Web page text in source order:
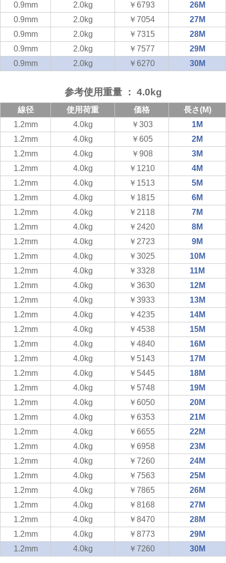
0.9mm 2.0kg ￥6793
26M
0.9mm
2.0kg ￥7054
27M
0.9mm
2.0kg ￥7315
28M
0.9mm
2.0kg ￥7577
29M
0.9mm
2.0kg ￥6270 30M
参考使用重量 ： 4.0kg
線径 使用荷重 価格
長さ(M)
1.2mm
4.0kg ￥303
1M
1.2mm
4.0kg ￥605
2M
1.2mm
4.0kg ￥908
3M
1.2mm
4.0kg ￥1210
4M
1.2mm
4.0kg ￥1513
5M
1.2mm
4.0kg ￥1815
6M
1.2mm
4.0kg ￥2118
7M
1.2mm
4.0kg ￥2420
8M
1.2mm
4.0kg ￥2723
9M
1.2mm
4.0kg ￥3025
10M
1.2mm
4.0kg ￥3328
11M
1.2mm
4.0kg ￥3630
12M
1.2mm
4.0kg ￥3933
13M
1.2mm
4.0kg ￥4235
14M
1.2mm
4.0kg ￥4538
15M
1.2mm
4.0kg ￥4840
16M
1.2mm
4.0kg ￥5143
17M
1.2mm
4.0kg ￥5445
18M
1.2mm
4.0kg ￥5748
19M
1.2mm
4.0kg ￥6050
20M
1.2mm
4.0kg ￥6353
21M
1.2mm
4.0kg ￥6655
22M
1.2mm
4.0kg ￥6958
23M
1.2mm
4.0kg ￥7260
24M
1.2mm
4.0kg ￥7563
25M
1.2mm
4.0kg ￥7865
26M
1.2mm
4.0kg ￥8168
27M
1.2mm
4.0kg ￥8470
28M
1.2mm
4.0kg ￥8773
29M
1.2mm
4.0kg ￥7260 30M